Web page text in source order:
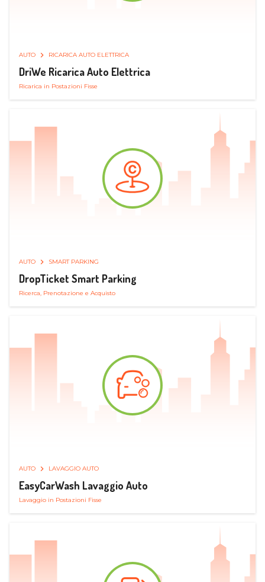
AUTO RICARICA AUTO ELETTRICA
DriWe Ricarica Auto Elettrica
Ricarica in Postazioni Fisse
AUTO SMART PARKING
DropTicket Smart Parking
Ricerca, Prenotazione e Acquisto
AUTO LAVAGGIO AUTO
EasyCarWash Lavaggio Auto
Lavaggio in Postazioni Fisse